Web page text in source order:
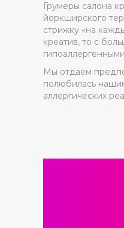
Грумеры салона
йоркширского
стрижку «на
креатив, то с
Мы отдаем
полюбилась
аллергических